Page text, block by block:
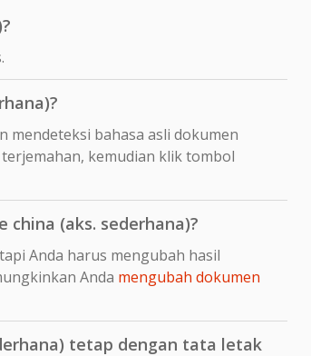
mendeteksi bahasa asli dokumen
kemudian klik tombol
(aks. sederhana)?
Anda harus mengubah hasil
Anda mengubah dokumen
tetap dengan tata letak